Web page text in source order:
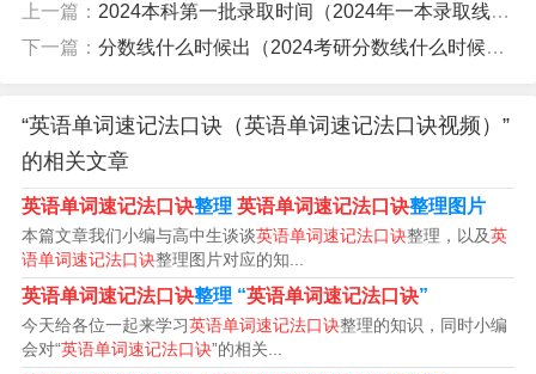
词，很适合小朋友去学习。
4、英语单词巧记口诀 数字口诀法 数字口诀法是口诀英语
单词速记法中一种很常见的英语单词记忆方法。比如，常
见的数字口诀有：1英文字母i头上点点滴滴，拖着一根
线，似乎在飞快地奔溃。
5、关于英语记忆口诀分享如下：记忆是学习的重要环节，
上一篇： 2024本科第一批录取时间（2024年一本录取线是多少）
下一篇： 分数线什么时候出（2024考研分数线什么时候出）
“英语单词速记法口诀（英语单词速记法口诀视频）”
的相关文章
英语单词速记法口诀整理 英语单词速记法口诀整理图片
本篇文章我们小编与高中生谈谈英语单词速记法口诀整理，以及英
语单词速记法口诀整理图片对应的知...
英语单词速记法口诀整理 “英语单词速记法口诀”
今天给各位一起来学习英语单词速记法口诀整理的知识，同时小编
会对“英语单词速记法口诀”的相关...